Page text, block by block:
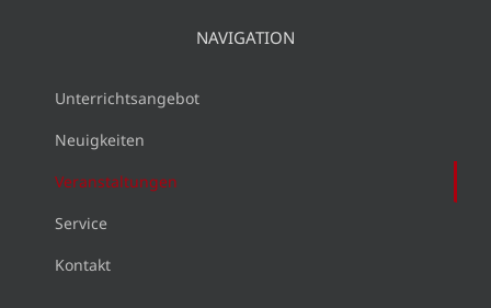
NAVIGATION
Unterrichtsangebot
Neuigkeiten
Veranstaltungen
Service
Kontakt